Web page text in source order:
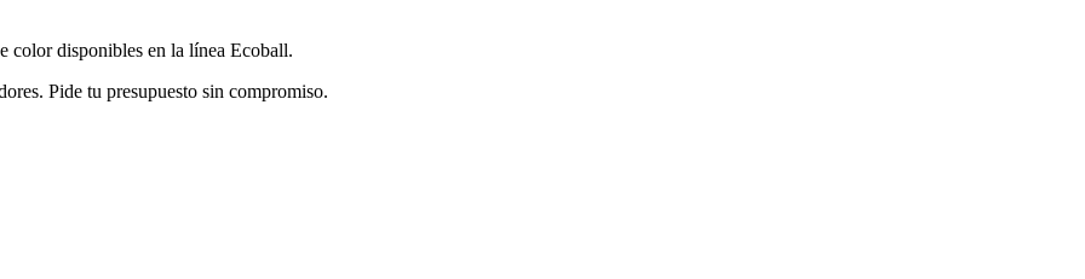
color disponibles en la línea Ecoball.
Pide tu presupuesto sin compromiso.